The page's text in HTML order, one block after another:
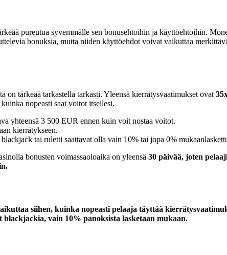
pureutua syvemmälle sen bonusehtoihin ja käyttöehtoihin.
bonuksia, mutta niiden käyttöehdot voivat vaikuttaa
tärkeää tarkastella tarkasti. Yleensä kierrätysvaatimukset ovat
nopeasti saat voitot itsellesi.
yhteensä 3 500 EUR ennen kuin voit nostaa voitot.
kierrätykseen.
tai ruletti saattavat olla vain 10% tai jopa 0%
bonusten voimassaoloaika on yleensä 30 päivää, joten
siihen, kuinka nopeasti pelaaja täyttää
vain 10% panoksista lasketaan mukaan.